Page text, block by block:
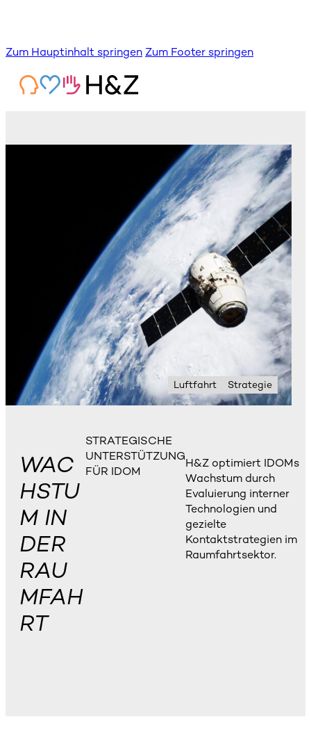
Zum Hauptinhalt springen Zum Footer springen
Luftfahrt Strategie
WAC
HSTU
M IN
DER
RAU
MFAH
RT
STRATEGISCHE
UNTERSTÜTZUNG
FÜR IDOM
H&Z optimiert IDOMs
Wachstum durch
Evaluierung interner
Technologien und
gezielte
Kontaktstrategien im
Raumfahrtsektor.